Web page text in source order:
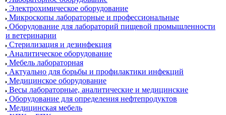
Электрохимическое оборудование
Микроскопы лабораторные и профессиональные
Оборудование для лабораторий пищевой промышленности
и ветеринарии
Стерилизация и дезинфекция
Аналитическое оборудование
Мебель лабораторная
Актуально для борьбы и профилактики инфекций
Медицинское оборудование
Весы лабораторные, аналитические и медицинские
Оборудование для определения нефтепродуктов
Медицинская мебель